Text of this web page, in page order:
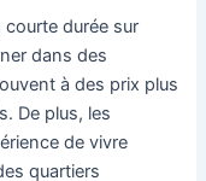
durée sur
dans des
à des prix plus
De plus, les
de vivre
quartiers